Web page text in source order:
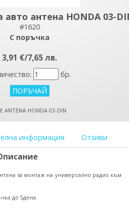
авто антена HONDA 03-
#1620
С поръчка
3,91 €/7,65 лв.
бр.
ANTENA HONDA 03-DIN
информация Отзиви
за монтаж на универсално радио към
до 5дена.